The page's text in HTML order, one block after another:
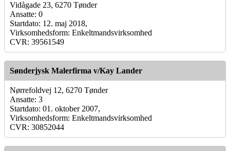
Vidågade 23, 6270 Tønder
Ansatte: 0
Startdato: 12. maj 2018,
Virksomhedsform: Enkeltmandsvirksomhed
CVR: 39561549
Sønderjysk Malerfirma v/Kay Lander
Nørrefoldvej 12, 6270 Tønder
Ansatte: 3
Startdato: 01. oktober 2007,
Virksomhedsform: Enkeltmandsvirksomhed
CVR: 30852044